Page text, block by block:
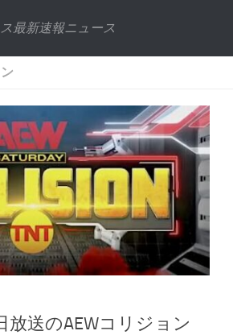
最新速報ニュース
放送のAEWコリジョン